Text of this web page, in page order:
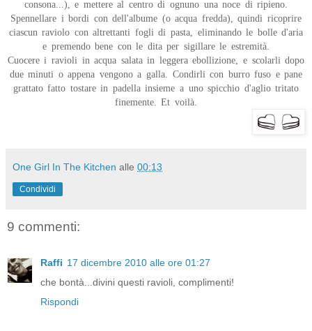
consona...), e mettere al centro di ognuno una noce di ripieno.
Spennellare i bordi con dell'albume (o acqua fredda), quindi ricoprire
ciascun raviolo con altrettanti fogli di pasta, eliminando le bolle d'aria
e premendo bene con le dita per sigillare le estremità.
Cuocere i ravioli in acqua salata in leggera ebollizione, e scolarli dopo
due minuti o appena vengono a galla. Condirli con burro fuso e pane
grattato fatto tostare in padella insieme a uno spicchio d'aglio tritato
finemente. Et voilà.
One Girl In The Kitchen alle 00:13
Condividi
9 commenti:
Raffi 17 dicembre 2010 alle ore 01:27
che bontà...divini questi ravioli, complimenti!
Rispondi